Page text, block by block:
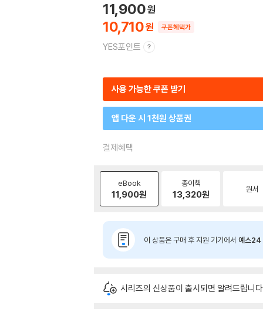
10,710
11,900
쿠폰혜택가
YES포인트
사용 가능한 쿠폰 받기
앱 다운 시 1천원 상품권
결제혜택
eBook
11,900원
종이책
13,320원 원서
이 상품은 구매 후 지원 기기에서 예스24
시리즈의 신상품이 출시되면 알려드립니